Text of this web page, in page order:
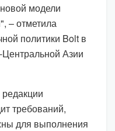
модели
– отметила
политики Bolt в
Азии
требований,
для выполнения